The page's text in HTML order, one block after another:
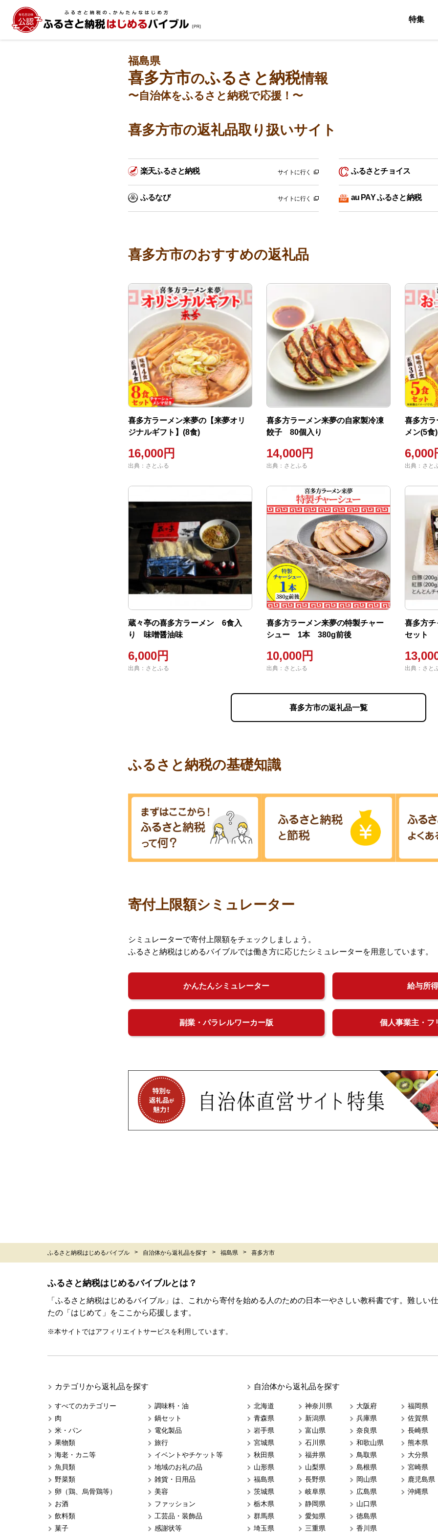
特集
福島県
喜多方市のふるさと納税情報
〜自治体をふるさと納税で応援！〜
喜多方市の返礼品取り扱いサイト
楽天ふるさと納税 サイトに行く ふるさとチョイス
ふるなび サイトに行く au PAY ふるさと納税
喜多方市のおすすめの返礼品
喜多方ラーメン来夢の【来夢オリ
ジナルギフト】(8食)
16,000円
出典：さとふる
喜多方ラーメン来夢の自家製冷凍
餃子 80個入り
14,000円
出典：さとふる
喜多方ラ
メン(5食)
6,000
出典：さと
蔵々亭の喜多方ラーメン 6食入
り 味噌醤油味
6,000円
出典：さとふる
喜多方ラーメン来夢の特製チャー
シュー 1本 380g前後
10,000円
出典：さとふる
喜多方チ
セット
出典：さと
喜多方市の返礼品一覧
ふるさと納税の基礎知識
寄付上限額シミュレーター
シミュレーターで寄付上限額をチェックしましょう。
ふるさと納税はじめるバイブルでは働き方に応じたシミュレーターを用意しています。
かんたんシミュレーター 給与所
副業・パラレルワーカー版 個人事業主・フ
ふるさと納税はじめるバイブル 自治体から返礼品を探す 福島県 喜多方市
ふるさと納税はじめるバイブルとは？
「ふるさと納税はじめるバイブル」は、これから寄付を始める人のための日本一やさしい教科書です。難しい
たの「はじめて」をここから応援します。
※本サイトではアフィリエイトサービスを利用しています。
カテゴリから返礼品を探す
すべてのカテゴリー
肉
米・パン
果物類
海老・カニ等
魚貝類
野菜類
卵（鶏、烏骨鶏等）
お酒
飲料類
菓子
調味料・油
鍋セット
電化製品
旅行
イベントやチケット等
地域のお礼の品
雑貨・日用品
美容
ファッション
工芸品・装飾品
感謝状等
自治体から返礼品を探す
北海道
青森県
岩手県
宮城県
秋田県
山形県
福島県
茨城県
栃木県
群馬県
埼玉県
神奈川県
新潟県
富山県
石川県
福井県
山梨県
長野県
岐阜県
静岡県
愛知県
三重県
大阪府
兵庫県
奈良県
和歌山県
鳥取県
島根県
岡山県
広島県
山口県
徳島県
香川県
福岡県
佐賀県
長崎県
熊本県
大分県
宮崎県
鹿児島県
沖縄県